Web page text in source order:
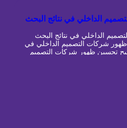
الداخلي في نتائج البحث
الداخلي في نتائج البحث
شركات التصميم الداخلي في
تحسين ظهور شركات التصميم